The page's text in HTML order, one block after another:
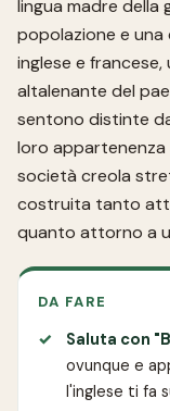
lingua madre della
popolazione e una
inglese e francese,
altalenante del
sentono distinte
loro appartenenza
società creola
costruita tanto
quanto attorno a
DA FARE
Saluta con
ovunque e
l'inglese ti fa